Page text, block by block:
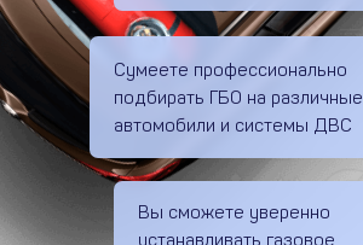
Сумеете профессионально
подбирать ГБО на различные
автомобили и системы ДВС
Вы сможете уверенно
устанавливать газовое